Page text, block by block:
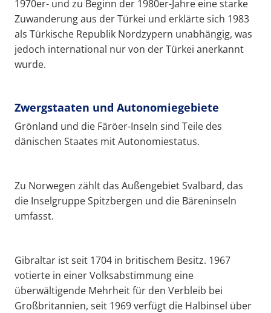
1970er- und zu Beginn der 1980er-Jahre eine starke
Zuwanderung aus der Türkei und erklärte sich 1983
als Türkische Republik Nordzypern unabhängig, was
jedoch international nur von der Türkei anerkannt
wurde.
Zwergstaaten und Autonomiegebiete
Grönland und die Färöer-Inseln sind Teile des
dänischen Staates mit Autonomiestatus.
Zu Norwegen zählt das Außengebiet Svalbard, das
die Inselgruppe Spitzbergen und die Bäreninseln
umfasst.
Gibraltar ist seit 1704 in britischem Besitz. 1967
votierte in einer Volksabstimmung eine
überwältigende Mehrheit für den Verbleib bei
Großbritannien, seit 1969 verfügt die Halbinsel über